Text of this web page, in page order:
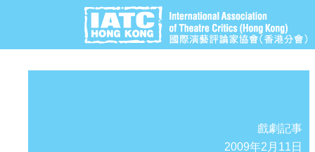
戲劇記事
2009年2月11日